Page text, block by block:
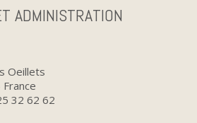
ADMINISTRATION
Oeillets
32 62 62